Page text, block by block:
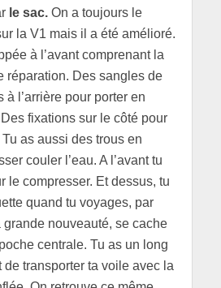
le sac.On a toujours le
la V1 mais il a été amélioré.
à l’avant comprenant la
réparation. Des sangles de
à l’arrière pour porter en
fixations sur le côté pour
as aussi des trous en
couler l’eau. A l’avant tu
le compresser. Et dessus, tu
quand tu voyages, par
nouveauté, se cache
centrale. Tu as un long
de transporter ta voile avec la